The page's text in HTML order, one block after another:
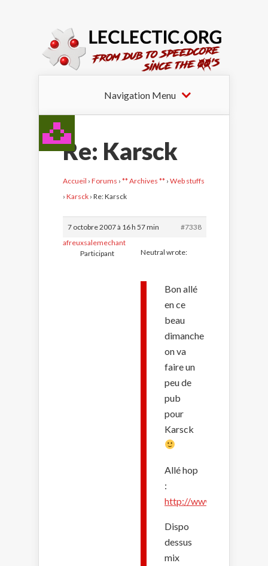
Navigation Menu
Re: Karsck
Accueil › Forums › ** Archives ** › Web stuffs
› Karsck › Re: Karsck
7 octobre 2007 à 16 h 57 min
#7338
afreuxsalemechant
Participant
Neutral wrote:
Bon allé
en ce
beau
dimanche
on va
faire un
peu de
pub
pour
Karsck
Allé hop
:
http://
Dispo
dessus
mix